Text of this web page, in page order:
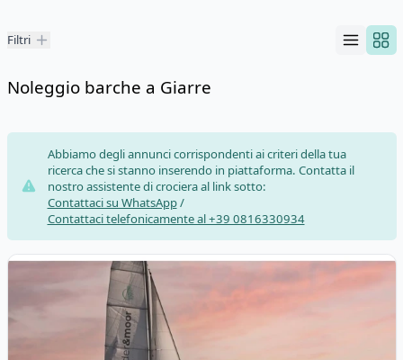
Filtri
Filtri
Noleggio barche a Giarre
Abbiamo degli annunci corrispondenti ai criteri della tua
ricerca che si stanno inserendo in piattaforma. Contatta il
nostro assistente di crociera al link sotto:
Contattaci su WhatsApp/
Contattaci telefonicamente al +39 0816330934
View details for Lagoon - Lagoon 40 (2021)